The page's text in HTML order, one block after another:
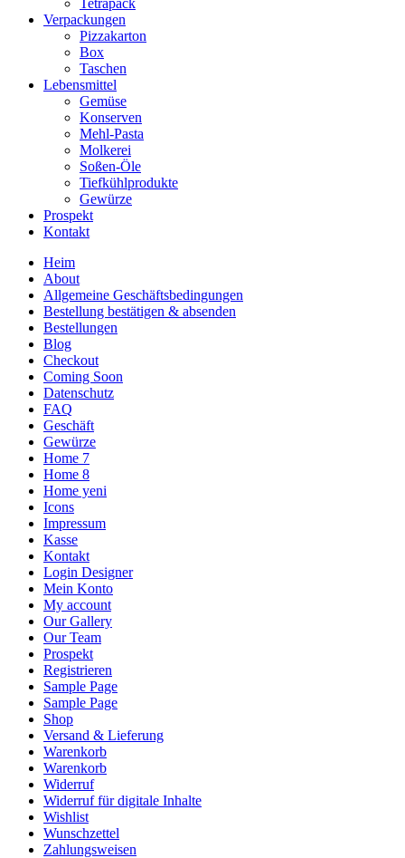
Tetrapack
Verpackungen
Pizzakarton
Box
Taschen
Lebensmittel
Gemüse
Konserven
Mehl-Pasta
Molkerei
Soßen-Öle
Tiefkühlprodukte
Gewürze
Prospekt
Kontakt
Heim
About
Allgemeine Geschäftsbedingungen
Bestellung bestätigen & absenden
Bestellungen
Blog
Checkout
Coming Soon
Datenschutz
FAQ
Geschäft
Gewürze
Home 7
Home 8
Home yeni
Icons
Impressum
Kasse
Kontakt
Login Designer
Mein Konto
My account
Our Gallery
Our Team
Prospekt
Registrieren
Sample Page
Sample Page
Shop
Versand & Lieferung
Warenkorb
Warenkorb
Widerruf
Widerruf für digitale Inhalte
Wishlist
Wunschzettel
Zahlungsweisen